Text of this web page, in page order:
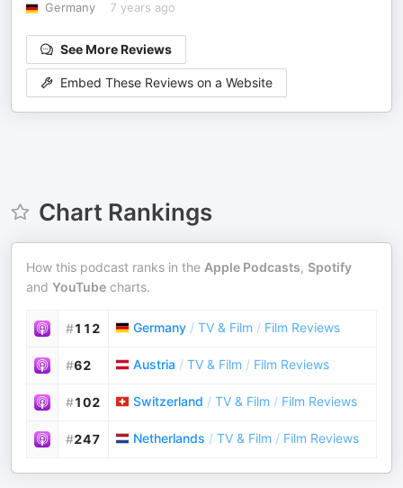
Germany
7 years ago
See More Reviews
Embed These Reviews on a Website
Chart Rankings
How this podcast ranks in the Apple Podcasts, Spotify
and YouTube charts.
#112 Germany / TV & Film / Film Reviews
#62 Austria / TV & Film / Film Reviews
#102 Switzerland / TV & Film / Film Reviews
#247 Netherlands / TV & Film / Film Reviews